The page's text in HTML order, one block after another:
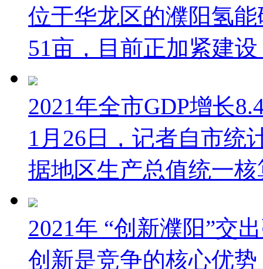
位于华龙区的濮阳氢
51亩，目前正加紧建
2021年全市GDP增长
1月26日，记者自市统
据地区生产总值统一
2021年 “创新濮阳”交
创新是竞争的核心优